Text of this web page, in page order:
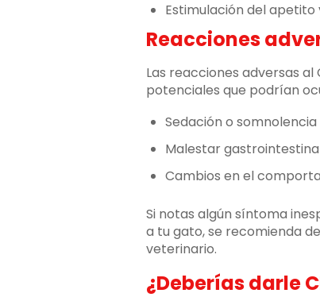
Estimulación del apetito
Reacciones
Las reacciones adversas
potenciales que podrían
Sedación o somnolencia
Malestar
Cambios en el
Si notas algún síntoma
a tu gato, se recomienda
veterinario.
¿Deberías darle